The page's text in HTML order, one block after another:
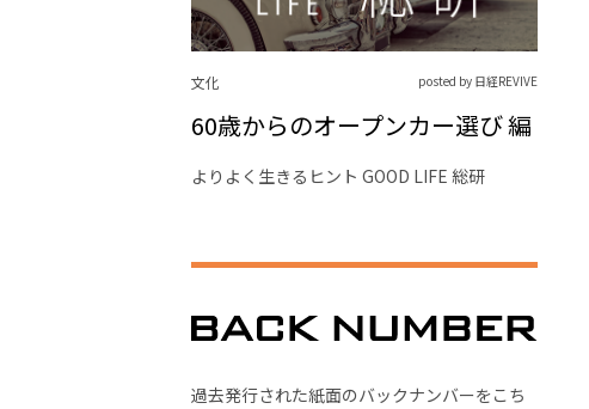
文化 posted by 日経REVIVE
60歳からのオープンカー選び 編
よりよく生きるヒント GOOD LIFE 総研
過去発行された紙面のバックナンバーをこち